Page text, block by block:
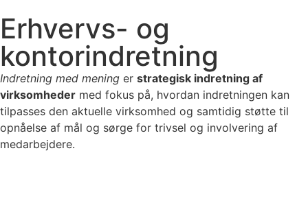
Erhvervs- og
kontorindretning
Indretning med mening er strategisk indretning af
virksomheder med fokus på, hvordan indretningen kan
tilpasses den aktuelle virksomhed og samtidig støtte til
opnåelse af mål og sørge for trivsel og involvering af
medarbejdere.